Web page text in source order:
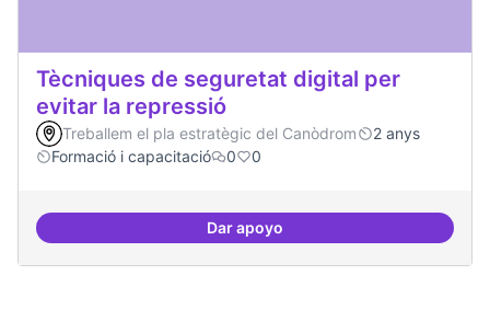
Tècniques de seguretat digital per
evitar la repressió
Treballem el pla estratègic del Canòdrom
2 anys
Formació i capacitació
0 0
Dar apoyoTècniques de seguretat digital